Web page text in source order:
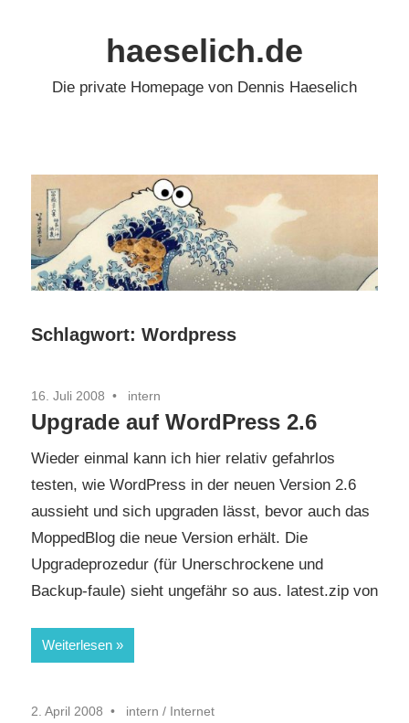
haeselich.de
Die private Homepage von Dennis Haeselich
Schlagwort: Wordpress
16. Juli 2008 intern
Upgrade auf WordPress 2.6
Wieder einmal kann ich hier relativ gefahrlos
testen, wie WordPress in der neuen Version 2.6
aussieht und sich upgraden lässt, bevor auch das
MoppedBlog die neue Version erhält. Die
Upgradeprozedur (für Unerschrockene und
Backup-faule) sieht ungefähr so aus. latest.zip von
Weiterlesen
2. April 2008 intern / Internet